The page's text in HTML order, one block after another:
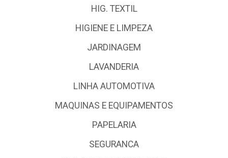
HIG. TEXTIL
HIGIENE E LIMPEZA
JARDINAGEM
LAVANDERIA
LINHA AUTOMOTIVA
MAQUINAS E EQUIPAMENTOS
PAPELARIA
SEGURANCA